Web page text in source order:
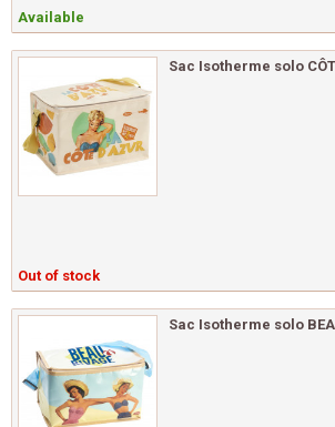
Available
Sac Isotherme solo
Out of stock
Sac Isotherme solo